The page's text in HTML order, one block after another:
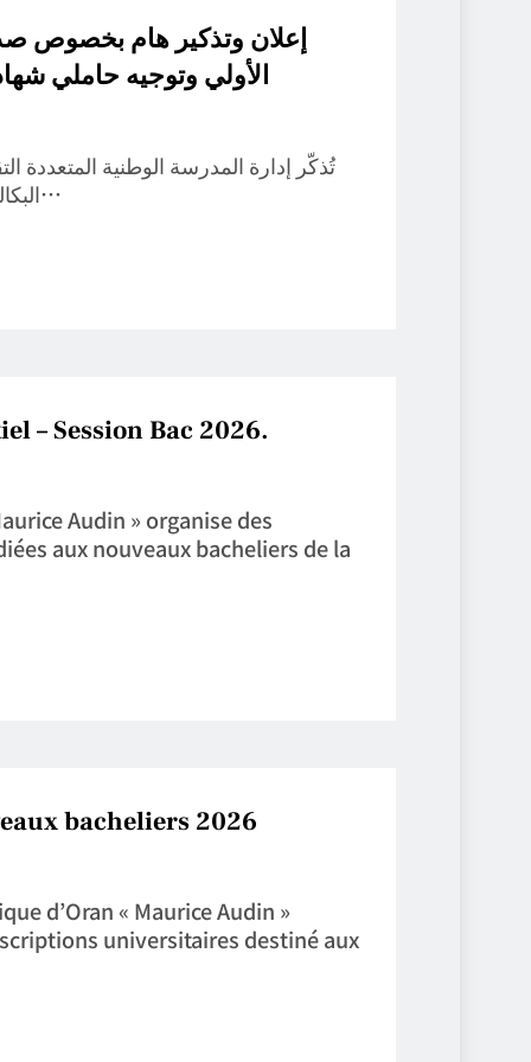
الأولي وتوجيه حاملي شهادة
تُذكّر إدارة المدرسة الوطنية
البكالوريا الجدد، بأن وزارة التعليم العالي والبحث العلمي…
– Session Bac 2026.
Audin » organise des
aux nouveaux bacheliers de la
bacheliers 2026
d’Oran « Maurice Audin »
universitaires destiné aux